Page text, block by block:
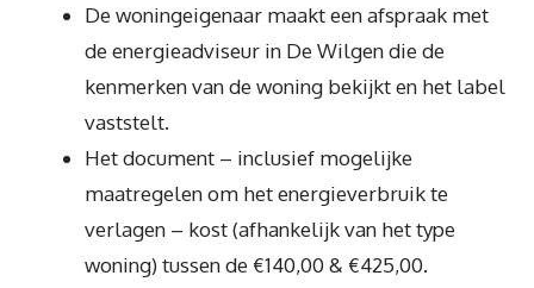
De woningeigenaar maakt een afspraak met
de energieadviseur in De Wilgen die de
kenmerken van de woning bekijkt en het label
vaststelt.
Het document – inclusief mogelijke
maatregelen om het energieverbruik te
verlagen – kost (afhankelijk van het type
woning) tussen de €140,00 & €425,00.